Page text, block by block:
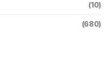
(10)
(680)